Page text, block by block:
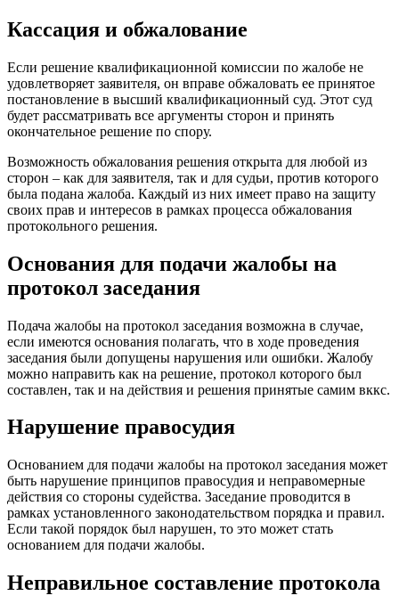
Кассация и обжалование
Если решение квалификационной комиссии по жалобе не
удовлетворяет заявителя, он вправе обжаловать ее принятое
постановление в высший квалификационный суд. Этот суд
будет рассматривать все аргументы сторон и принять
окончательное решение по спору.
Возможность обжалования решения открыта для любой из
сторон – как для заявителя, так и для судьи, против которого
была подана жалоба. Каждый из них имеет право на защиту
своих прав и интересов в рамках процесса обжалования
протокольного решения.
Основания для подачи жалобы на
протокол заседания
Подача жалобы на протокол заседания возможна в случае,
если имеются основания полагать, что в ходе проведения
заседания были допущены нарушения или ошибки. Жалобу
можно направить как на решение, протокол которого был
составлен, так и на действия и решения принятые самим вккс.
Нарушение правосудия
Основанием для подачи жалобы на протокол заседания может
быть нарушение принципов правосудия и неправомерные
действия со стороны судейства. Заседание проводится в
рамках установленного законодательством порядка и правил.
Если такой порядок был нарушен, то это может стать
основанием для подачи жалобы.
Неправильное составление протокола